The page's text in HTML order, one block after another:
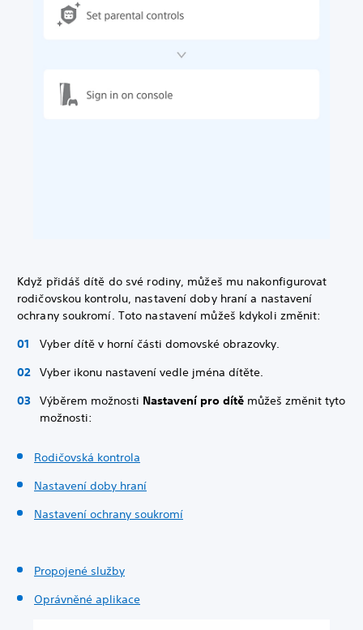
Když přidáš dítě do své rodiny, můžeš mu nakonfigurovat
rodičovskou kontrolu, nastavení doby hraní a nastavení
ochrany soukromí. Toto nastavení můžeš kdykoli změnit:
Vyber dítě v horní části domovské obrazovky.
Vyber ikonu nastavení vedle jména dítěte.
Výběrem možnosti Nastavení pro dítě můžeš změnit tyto
možnosti:
Rodičovská kontrola
Nastavení doby hraní
Nastavení ochrany soukromí
Propojené služby
Oprávněné aplikace